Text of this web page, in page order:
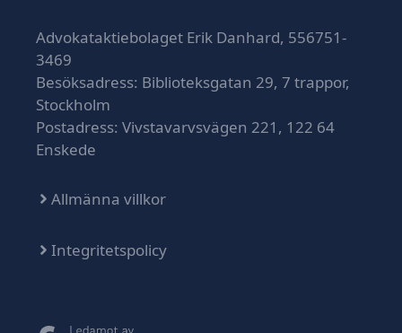
Advokataktiebolaget Erik Danhard, 556751-
3469
Besöksadress: Biblioteksgatan 29, 7 trappor,
Stockholm
Postadress: Vivstavarvsvägen 221, 122 64
Enskede
Allmänna villkor
Integritetspolicy